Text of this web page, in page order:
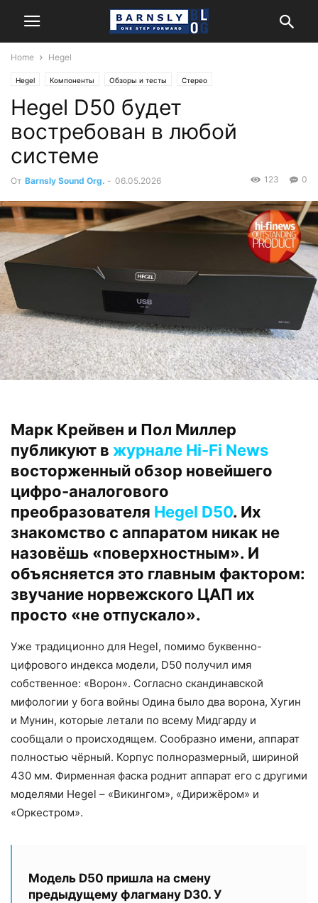
Home Hegel
Hegel Компоненты Обзоры и тесты Стерео
Hegel D50 будет
востребован в любой
системе
От Barnsly Sound Org. - 06.05.2026 0
123
Марк Крейвен и Пол Миллер
публикуют в журнале Hi-Fi News
восторженный обзор новейшего
цифро-аналогового
преобразователя Hegel D50. Их
знакомство с аппаратом никак не
назовёшь «поверхностным». И
объясняется это главным фактором:
звучание норвежского ЦАП их
просто «не отпускало».
Уже традиционно для Hegel, помимо буквенно-
цифрового индекса модели, D50 получил имя
собственное: «Ворон». Согласно скандинавской
мифологии у бога войны Одина было два ворона, Хугин
и Мунин, которые летали по всему Мидгарду и
сообщали о происходящем. Сообразно имени, аппарат
полностью чёрный. Корпус полноразмерный, шириной
430 мм. Фирменная фаска роднит аппарат его с другими
моделями Hegel – «Викингом», «Дирижёром» и
«Оркестром».
Модель D50 пришла на смену
предыдущему флагману D30. У